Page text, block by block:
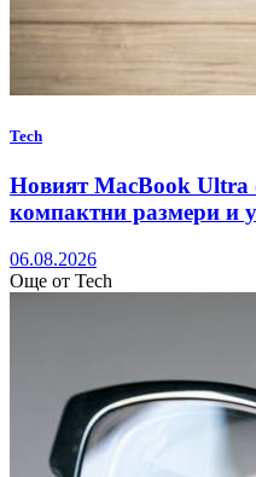
Tech
Новият MacBook Ultra
компактни размери и
06.08.2026
Още от Tech